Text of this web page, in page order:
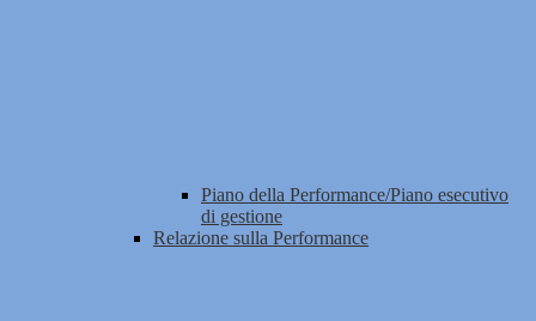
Piano della Performance/Piano esecutivo
di gestione
Relazione sulla Performance